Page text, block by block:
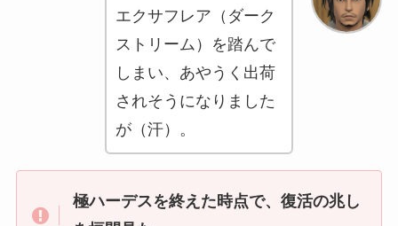
エクサフレア（ダーク
ストリーム）を踏んで
しまい、あやうく出荷
されそうになりました
が（汗）。
極ハーデスを終えた時点で、復活の兆し